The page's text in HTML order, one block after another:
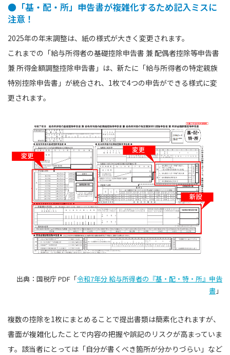
●「基・配・所」申告書が複雑化するため記入ミスに
注意！
2025年の年末調整は、紙の様式が大きく変更されます。
これまでの「給与所得者の基礎控除申告書 兼 配偶者控除等申告書
兼 所得金額調整控除申告書」は、新たに「給与所得者の特定親族
特別控除申告書」が統合され、1枚で4つの申告ができる様式に変
更されます。
出典：国税庁 PDF「令和7年分 給与所得者の『基・配・特・所』申告
書 」
複数の控除を1枚にまとめることで提出書類は簡素化されますが、
書面が複雑化したことで内容の把握や誤記のリスクが高まっていま
す。該当者にとっては「自分が書くべき箇所が分かりづらい」など